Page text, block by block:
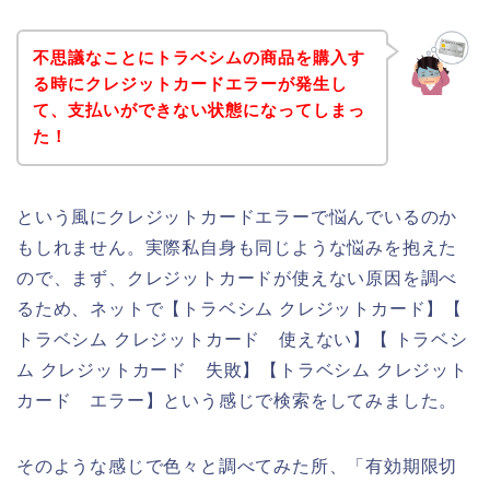
不思議なことにトラベシムの商品を購入す
る時にクレジットカードエラーが発生し
て、支払いができない状態になってしまっ
た！
という風にクレジットカードエラーで悩んでいるのか
もしれません。実際私自身も同じような悩みを抱えた
ので、まず、クレジットカードが使えない原因を調べ
るため、ネットで【トラベシム クレジットカード】【
トラベシム クレジットカード 使えない】【 トラベシ
ム クレジットカード 失敗】【トラベシム クレジット
カード エラー】という感じで検索をしてみました。
そのような感じで色々と調べてみた所、「有効期限切